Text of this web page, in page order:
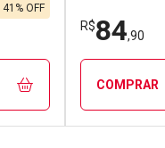
41% OFF
R$84,90
COMPRAR